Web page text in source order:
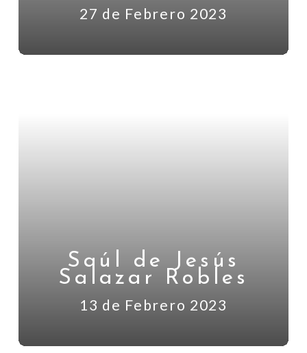
27 de Febrero 2023
Saúl de Jesús
Salazar Robles
13 de Febrero 2023